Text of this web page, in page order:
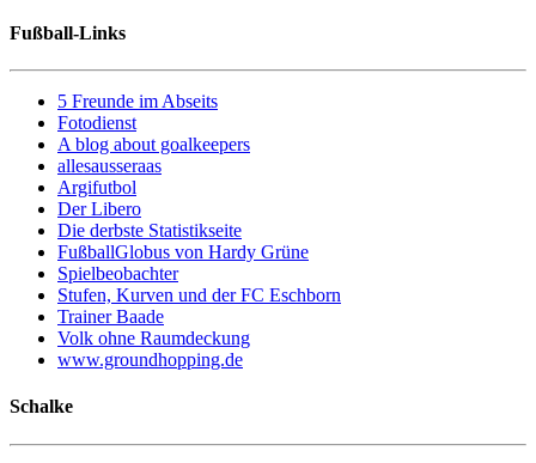
Fußball-Links
5 Freunde im Abseits
Fotodienst
A blog about goalkeepers
allesausseraas
Argifutbol
Der Libero
Die derbste Statistikseite
FußballGlobus von Hardy Grüne
Spielbeobachter
Stufen, Kurven und der FC Eschborn
Trainer Baade
Volk ohne Raumdeckung
www.groundhopping.de
Schalke